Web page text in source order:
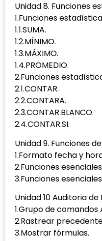
Unidad 8. Funciones
1.Funciones
1.1.SUMA.
1.2.MÍNIMO.
1.3.MÁXIMO.
1.4.PROMEDIO.
2.Funciones
2.1.CONTAR.
2.2.CONTARA.
2.3.CONTAR.BLANCO.
2.4.CONTAR.SI.
Unidad 9. Funciones
1.Formato fecha y
2.Funciones
3.Funciones
Unidad 10 Auditoria
1.Grupo de
2.Rastrear
3.Mostrar fórmulas.